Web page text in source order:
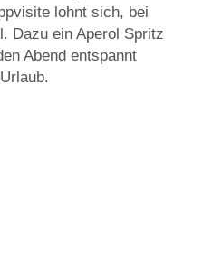
lohnt sich, bei
Dazu ein Aperol Spritz
Abend entspannt